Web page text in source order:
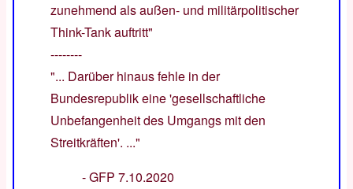
zunehmend als außen- und militärpolitischer
Think-Tank auftritt"
--------
"... Darüber hinaus fehle in der
Bundesrepublik eine 'gesellschaftliche
Unbefangenheit des Umgangs mit den
Streitkräften'. ..."
-GFP 7.10.2020